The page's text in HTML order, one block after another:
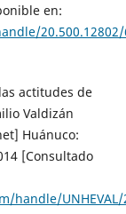
en:
20.500.12802/
actitudes de
Valdizán
Huánuco:
[Consultado
UNHEVAL/